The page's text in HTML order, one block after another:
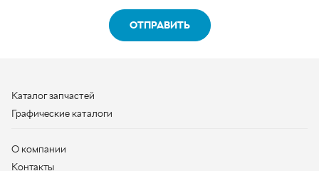
Контактная информация
+7 (950) 730-92-10
uralavtozap@yandex.ru
г. Миасс, Тургоякское шоссе, д. 11/63